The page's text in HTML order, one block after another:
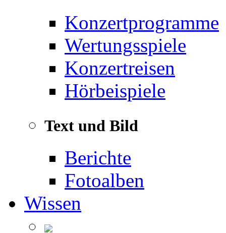
Konzertprogramme
Wertungsspiele
Konzertreisen
Hörbeispiele
Text und Bild
Berichte
Fotoalben
Wissen